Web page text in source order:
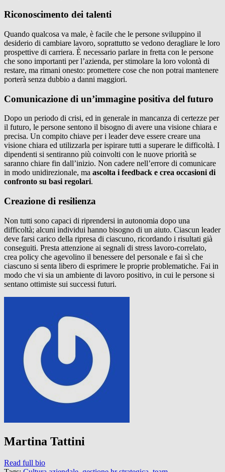
Riconoscimento dei talenti
Quando qualcosa va male, è facile che le persone sviluppino il
desiderio di cambiare lavoro, soprattutto se vedono deragliare le loro
prospettive di carriera. È necessario parlare in fretta con le persone
che sono importanti per l’azienda, per stimolare la loro volontà di
restare, ma rimani onesto: promettere cose che non potrai mantenere
porterà senza dubbio a danni maggiori.
Comunicazione di un’immagine positiva del futuro
Dopo un periodo di crisi, ed in generale in mancanza di certezze per
il futuro, le persone sentono il bisogno di avere una visione chiara e
precisa. Un compito chiave per i leader deve essere creare una
visione chiara ed utilizzarla per ispirare tutti a superare le difficoltà. I
dipendenti si sentiranno più coinvolti con le nuove priorità se
saranno chiare fin dall’inizio. Non cadere nell’errore di comunicare
in modo unidirezionale, ma ascolta i feedback e crea occasioni di
confronto su basi regolari.
Creazione di resilienza
Non tutti sono capaci di riprendersi in autonomia dopo una
difficoltà; alcuni individui hanno bisogno di un aiuto. Ciascun leader
deve farsi carico della ripresa di ciascuno, ricordando i risultati già
conseguiti. Presta attenzione ai segnali di stress lavoro-correlato,
crea policy che agevolino il benessere del personale e fai sì che
ciascuno si senta libero di esprimere le proprie problematiche. Fai in
modo che vi sia un ambiente di lavoro positivo, in cui le persone si
sentano ottimiste sui successi futuri.
Martina Tattini
Read full bio